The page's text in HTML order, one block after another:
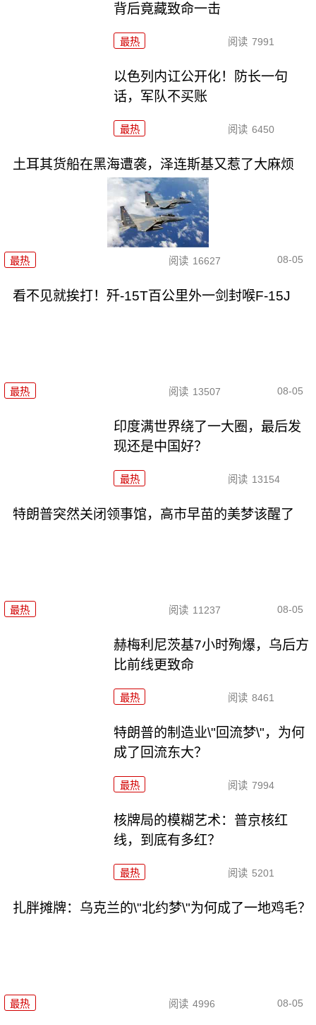
背后竟藏致命一击
最热 阅读 7991
以色列内讧公开化！防长一句
话，军队不买账
最热 阅读 6450
土耳其货船在黑海遭袭，泽连斯基又惹了大麻烦
最热 阅读 16627 08-05
看不见就挨打！歼-15T百公里外一剑封喉F-15J
最热 阅读 13507 08-05
印度满世界绕了一大圈，最后发
现还是中国好？
最热 阅读 13154
特朗普突然关闭领事馆，高市早苗的美梦该醒了
最热 阅读 11237 08-05
赫梅利尼茨基7小时殉爆，乌后方
比前线更致命
最热 阅读 8461
特朗普的制造业\"回流梦\"，为何
成了回流东大？
最热 阅读 7994
核牌局的模糊艺术：普京核红
线，到底有多红？
最热 阅读 5201
扎胖摊牌：乌克兰的\"北约梦\"为何成了一地鸡毛？
最热 阅读 4996 08-05